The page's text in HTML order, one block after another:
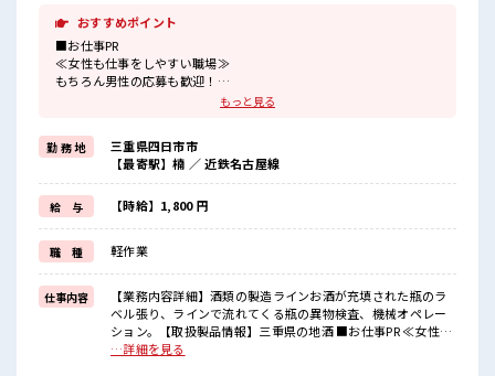
おすすめポイント
■お仕事PR
≪女性も仕事をしやすい職場≫
もちろん男性の応募も歓迎！
残業はほとんどナシ！
≪ヘアカラーOKで自由な雰囲気の職場≫
明るすぎたり奇抜でなければ基本的に自由！
(規定有)≪未経験でも活躍できる≫
新しいことにチャレンジするのは不安だけど、
しっかり働く環境が整っています！
イチからスキルUP・ステップUP目指していきましょう！
≪様々なお仕事をご提案≫
一人で悩まず気軽に相談できる、
派遣のお仕事です！
■職場の雰囲気
女性も活躍しやすい雰囲気の職場です！
もっと見る
勤 務 地
三重県四日市市
【最寄駅】楠 ／ 近鉄名古屋線
給 与 【時給】1,800 円
職 種 軽作業
仕事内容
【業務内容詳細】酒類の製造ラインお酒が充填された瓶のラ
ベル張り、ラインで流れてくる瓶の異物検査、機械オペレー
ション。【取扱製品情報】三重県の地酒 ■お仕事PR ≪女性も
仕事をしやすい職場≫ もちろん男性の応募も歓迎！ ≪プライ
…詳細を見る